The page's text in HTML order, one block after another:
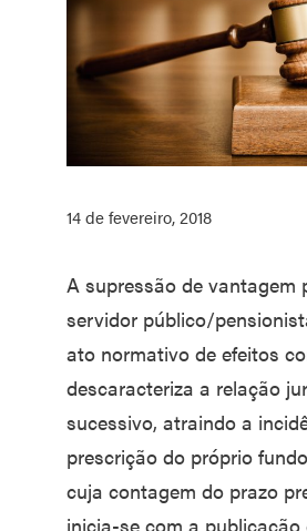
14 de fevereiro, 2018
A supressão de vantagem
servidor público/
ato normativo de efeitos
descaracteriza a relação
sucessivo, atraindo a
prescrição do próprio
cuja contagem do prazo
inicia-se com a